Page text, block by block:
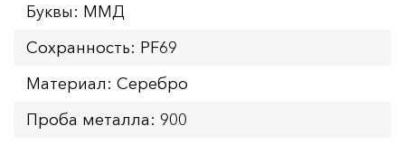
Буквы: ММД
Сохранность: PF69
Материал: Серебро
Проба металла: 900